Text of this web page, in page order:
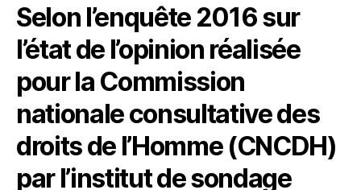
Selon l’enquête 2016 sur
l’état de l’opinion réalisée
pour la Commission
nationale consultative des
droits de l’Homme (CNCDH)
par l’institut de sondage